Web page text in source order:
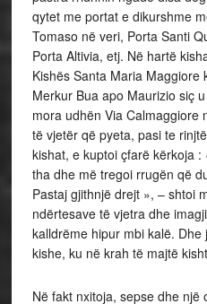
qytet me portat e dikurshme
Tomaso në veri, Porta Santi
Porta Altivia, etj. Në hartë
Kishës Santa Maria Maggiore
Merkur Bua apo Maurizio siç
mora udhën Via Calmaggiore
të vjetër që pyeta, pasi te
kishat, e kuptoi çfarë kërkoja
tha dhe më tregoi rrugën që
Pastaj gjithnjë drejt », – shtoi
ndërtesave të vjetra dhe
kalldrëme hipur mbi kalë.
kishe, ku në krah të majtë
Në fakt nxitoja, sepse dhe një